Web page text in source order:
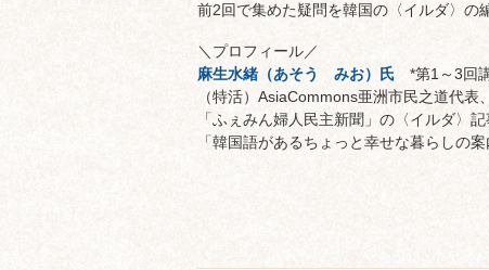
前2回で集めた疑問を韓国の〈イルダ〉の
＼プロフィール／
麻生水緒（あそう みお）氏 *第1～3回
（特活）AsiaCommons亜洲市民之道代表
「ふぇみん婦人民主新聞」の〈イルダ〉記
「韓国語があるちょっと幸せな暮らしの